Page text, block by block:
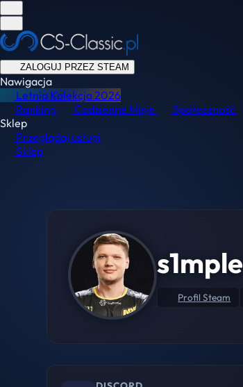
ZALOGUJ PRZEZ STEAM
Nawigacja
Letnia Kolekcja2026
Ranking
Codzienne Misje Społeczność
Sklep
Przeglądaj usługi
Sklep
s1mple
Profil Steam